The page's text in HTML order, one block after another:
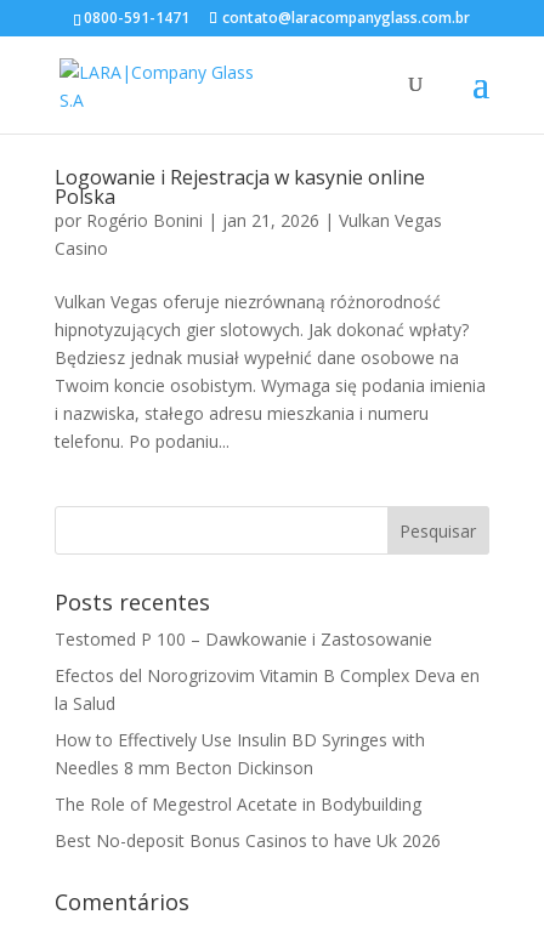
0800-591-1471 contato@laracompanyglass.com.br
Logowanie i Rejestracja w kasynie online
Polska
por Rogério Bonini | jan 21, 2026 | Vulkan Vegas
Casino
Vulkan Vegas oferuje niezrównaną różnorodność
hipnotyzujących gier slotowych. Jak dokonać wpłaty?
Będziesz jednak musiał wypełnić dane osobowe na
Twoim koncie osobistym. Wymaga się podania imienia
i nazwiska, stałego adresu mieszkania i numeru
telefonu. Po podaniu...
Posts recentes
Testomed P 100 – Dawkowanie i Zastosowanie
Efectos del Norogrizovim Vitamin B Complex Deva en
la Salud
How to Effectively Use Insulin BD Syringes with
Needles 8 mm Becton Dickinson
The Role of Megestrol Acetate in Bodybuilding
Best No-deposit Bonus Casinos to have Uk 2026
Comentários